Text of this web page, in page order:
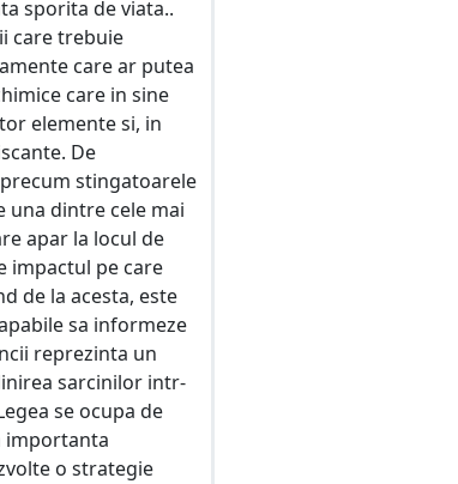
sporita de viata..
care trebuie
care ar putea
care in sine
elemente si, in
De
stingatoarele
una dintre cele mai
apar la locul de
impactul pe care
de la acesta, este
sa informeze
reprezinta un
sarcinilor intr-
se ocupa de
importanta
o strategie